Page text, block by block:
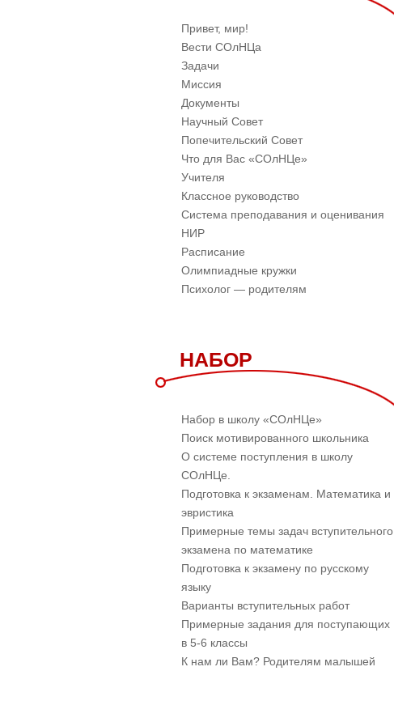
Привет, мир!
Вести СОлНЦа
Задачи
Миссия
Документы
Научный Совет
Попечительский Совет
Что для Вас «СОлНЦе»
Учителя
Классное руководство
Система преподавания и оценивания
НИР
Расписание
Олимпиадные кружки
Психолог — родителям
НАБОР
Набор в школу «СОлНЦе»
Поиск мотивированного школьника
О системе поступления в школу
СОлНЦе.
Подготовка к экзаменам. Математика и
эвристика
Примерные темы задач вступительного
экзамена по математике
Подготовка к экзамену по русскому
языку
Варианты вступительных работ
Примерные задания для поступающих
в 5-6 классы
К нам ли Вам? Родителям малышей